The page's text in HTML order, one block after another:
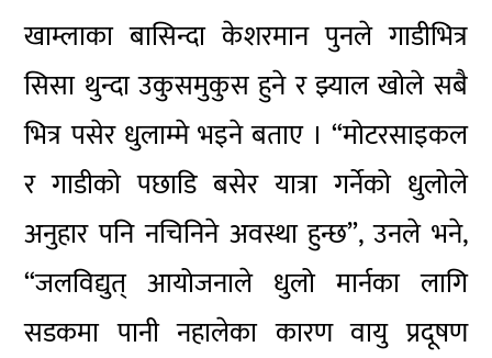
खाम्लाका बासिन्दा केशरमान पुनले गाडीभित्र
सिसा थुन्दा उकुसमुकुस हुने र झ्याल खोले सबै
भित्र पसेर धुलाम्मे भइने बताए । “मोटरसाइकल
र गाडीको पछाडि बसेर यात्रा गर्नेको धुलोले
अनुहार पनि नचिनिने अवस्था हुन्छ”, उनले भने,
“जलविद्युत् आयोजनाले धुलो मार्नका लागि
सडकमा पानी नहालेका कारण वायु प्रदूषण